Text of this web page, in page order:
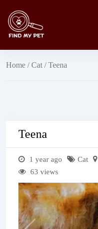
content
Home /Cat / Teena
Teena
1 year ago Cat
63 views